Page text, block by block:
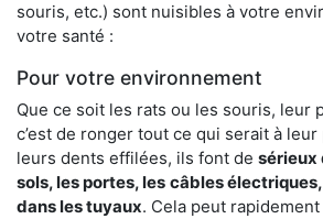
souris, etc.) sont nuisibles à votre
votre santé :
Pour votre environnement
Que ce soit les rats ou les souris, leur
c’est de ronger tout ce qui serait à leur
leurs dents effilées, ils font de sérieux
sols, les portes, les câbles
dans les tuyaux. Cela peut